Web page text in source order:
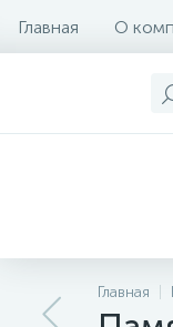
Главная О
Главная